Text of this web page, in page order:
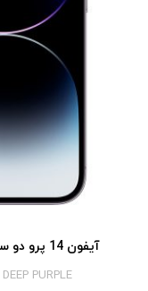
آیفون 14 پرو دو سیم کارت ظرفیت 128 گیگابایت بنفش
PURPLE